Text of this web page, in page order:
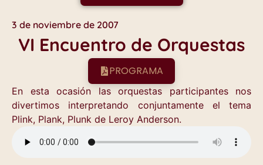
3 de noviembre de 2007
VI Encuentro de Orquestas
PROGRAMA
En esta ocasión las orquestas participantes nos
divertimos interpretando conjuntamente el tema
Plink, Plank, Plunk de Leroy Anderson.